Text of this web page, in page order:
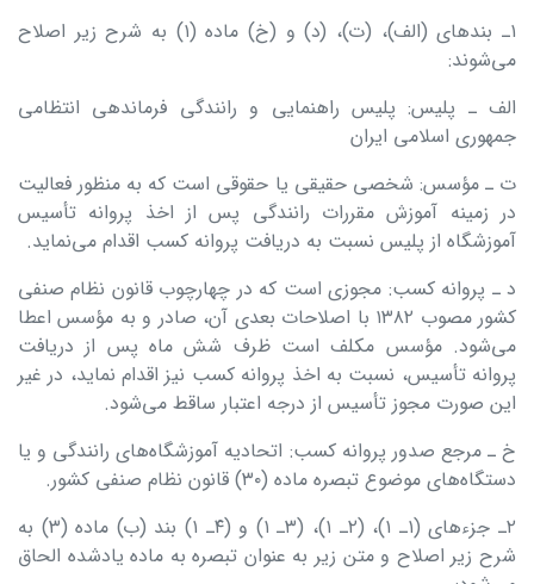
۱ـ بندهای (الف)، (ت)، (د) و (خ) ماده (۱) به شرح زیر اصلاح
می‌شوند:
الف ـ پلیس: پلیس راهنمایی و رانندگی فرماندهی انتظامی
جمهوری اسلامی ایران
ت ـ مؤسس: شخصی حقیقی یا حقوقی است که به منظور فعالیت
در زمینه آموزش مقررات رانندگی پس از اخذ پروانه تأسیس
آموزشگاه از پلیس نسبت به دریافت پروانه کسب اقدام می‌نماید.
د ـ پروانه کسب: مجوزی است که در چهارچوب قانون نظام صنفی
کشور مصوب ۱۳۸۲ با اصلاحات بعدی آن، صادر و به مؤسس اعطا
می‌شود. مؤسس مکلف است ظرف شش ماه پس از دریافت
پروانه تأسیس، نسبت به اخذ پروانه کسب نیز اقدام نماید، در غیر
این صورت مجوز تأسیس از درجه اعتبار ساقط می‌شود.
خ ـ مرجع صدور پروانه کسب: اتحادیه آموزشگاه‌های رانندگی و یا
دستگاه‌های موضوع تبصره ماده (۳۰) قانون نظام صنفی کشور.
۲ـ جزءهای (۱ـ ۱)، (۲ـ ۱)، (۳ـ ۱) و (۴ـ ۱) بند (ب) ماده (۳) به
شرح زیر اصلاح و متن زیر به عنوان تبصره به ماده یادشده الحاق